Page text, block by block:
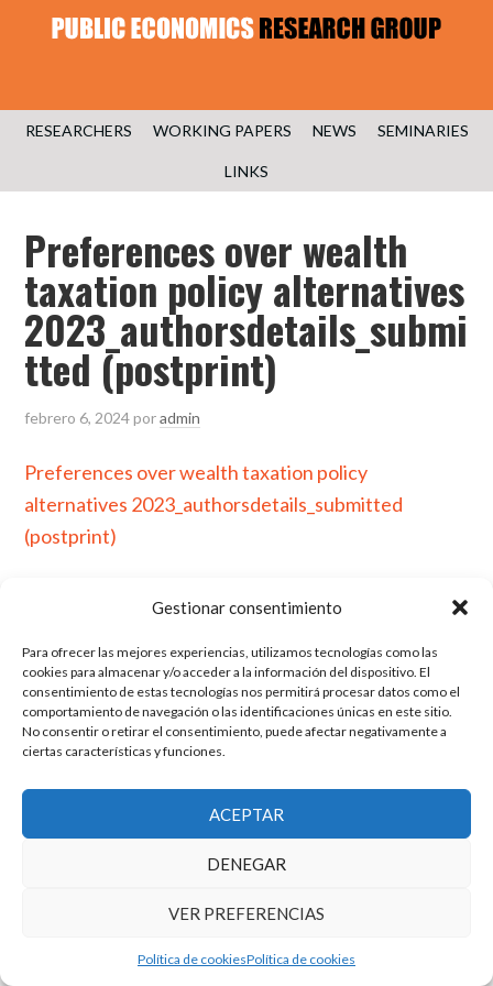
Gestionar consentimiento
Para ofrecer las mejores experiencias, utilizamos tecnologías como las
cookies para almacenar y/o acceder a la información del dispositivo. El
consentimiento de estas tecnologías nos permitirá procesar datos como el
comportamiento de navegación o las identificaciones únicas en este sitio.
No consentir o retirar el consentimiento, puede afectar negativamente a
ciertas características y funciones.
ACEPTAR
DENEGAR
VER PREFERENCIAS
Política de cookiesPolítica de cookies
RESEARCHERS WORKING PAPERS NEWS SEMINARIES
LINKS
Preferences over wealth
taxation policy alternatives
2023_authorsdetails_submi
tted (postprint)
febrero 6, 2024poradmin
Preferences over wealth taxation policy
alternatives 2023_authorsdetails_submitted
(postprint)
El grupo de investigación en Economía Pública cuenta con financiación
del Gobierno de Aragón
Copyright © 2025 ·Monta tu Blog· construido con el framework
Genesis|Login
Cookies|Política de privacidad de datos
WordPress· Acceder